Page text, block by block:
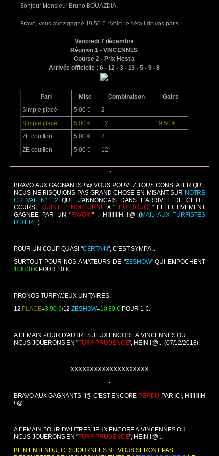
Bonjour Monsieur Bruno BOUAZDIA,
Bravo, vous avez gagné 19.50 € ! Voici le détail de vos paris :
Vendredi 7 décembre
Réunion 1 - VINCENNES
Course 2 - Prix Hestia
Arrivée officielle : 6 - 12 - 3 - 13 - 5 - 9 - 8
Pari Mise Combinaison
Gains
Simple placé
5.00 €
2
Simple placé
5.00 € 12
19.50 €
ZE couillon
5.00 €
2
ZE couillon
5.00 € 12
-
BRAVO AUX GAGNANTS !!@ VOUS POUVEZ TOUS CONSTATER QUE
NOUS NE RISQUIONS PAS GRAND CHOSE EN MISANT SUR NOTRE
CHEVAL N° 12 QUE J'ANNONCAIS DANS L'ARRIVEE DE CETTE
COURSEQUINTE+ NOCTURNEA "FEU ROUGE" EFFECTIVEMENT
GAGNEE PAR UN "FAVORI" , HIIIIIIIIH !!@ (MAIL AUX TURFISTES
D'HIER...)
POUR UN COUP QUASI "CERTAIN", C'EST SYMPA...
SURTOUT POUR NOS AMATEURS DE "ZESHOW" QUI EMPOCHENT
108.00 € POUR 10 €.
PRONOS TURFY/JEUX UNITAIRES :
12 PLACE=3.90 €/12 ZESHOW=10.80 € POUR 1 €.
A DEMAIN POUR D'AUTRES JEUX ENCORE A VINCENNES OU
NOUS JOUERONS EN "TURF PRUDENCE", HEIN !!@... (07/12/2018).
-
XXXXXXXXXXXXXXXXXXXX
-
BRAVO AUX GAGNANTS !!@ C'EST ENCORE PERDU PAR ICI, HIIIIIIIIH
!!@
A DEMAIN POUR D'AUTRES JEUX ENCORE A VINCENNES OU
NOUS JOUERONS EN "TURF PRUDENCE", HEIN !!@...
BIEN ENTENDU, CES JOURNEES NE VOUS SERONT PAS